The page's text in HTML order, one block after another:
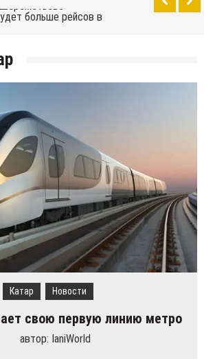
больше рейсов в
аэропорт
базу в Скопье и
гор, дань Эдди Мерксу
за новый
может вписаться в
сравнении их
в новый аэропорт в
международные рейсы
Катар Новости
свою первую линию метро
автор: IaniWorld